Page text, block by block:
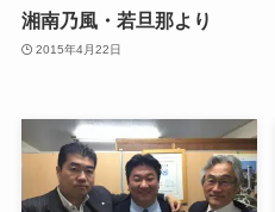
湘南乃風・若旦那より
2015年4月22日